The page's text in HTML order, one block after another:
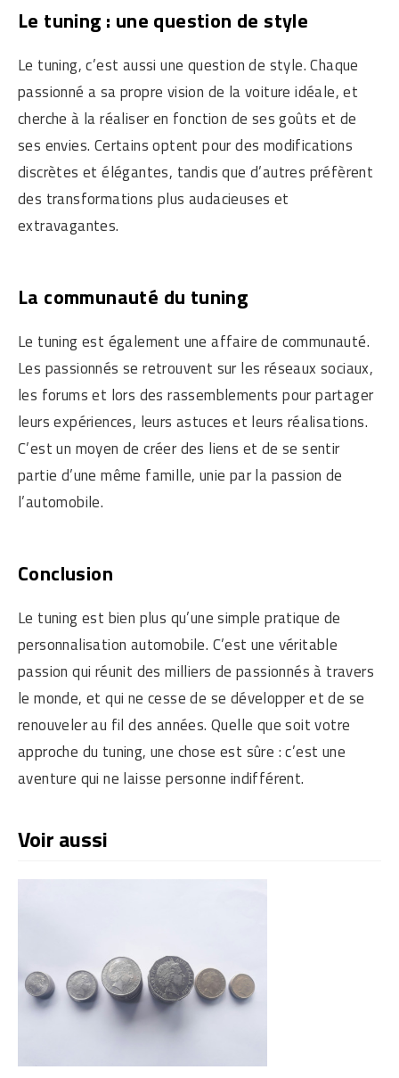
Le tuning : une question de style
Le tuning, c’est aussi une question de style. Chaque
passionné a sa propre vision de la voiture idéale, et
cherche à la réaliser en fonction de ses goûts et de
ses envies. Certains optent pour des modifications
discrètes et élégantes, tandis que d’autres préfèrent
des transformations plus audacieuses et
extravagantes.
La communauté du tuning
Le tuning est également une affaire de communauté.
Les passionnés se retrouvent sur les réseaux sociaux,
les forums et lors des rassemblements pour partager
leurs expériences, leurs astuces et leurs réalisations.
C’est un moyen de créer des liens et de se sentir
partie d’une même famille, unie par la passion de
l’automobile.
Conclusion
Le tuning est bien plus qu’une simple pratique de
personnalisation automobile. C’est une véritable
passion qui réunit des milliers de passionnés à travers
le monde, et qui ne cesse de se développer et de se
renouveler au fil des années. Quelle que soit votre
approche du tuning, une chose est sûre : c’est une
aventure qui ne laisse personne indifférent.
Voir aussi